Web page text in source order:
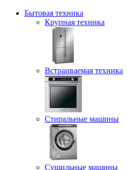
Бытовая техника
Крупная техника
Встраиваемая техника
Стиральные машины
Сушильные машины